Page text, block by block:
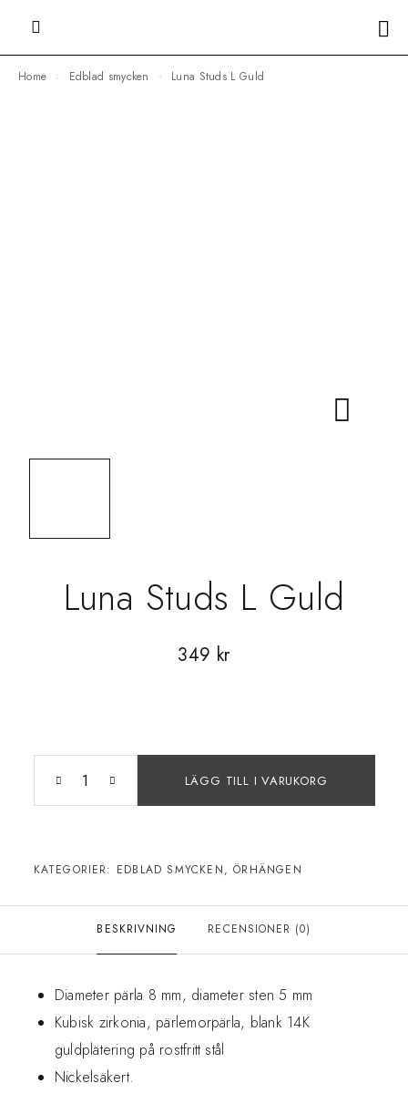
Home Edblad smycken Luna Studs L Guld
Luna Studs L Guld
349 kr
LÄGG TILL I VARUKORG
KATEGORIER: EDBLAD SMYCKEN,ÖRHÄNGEN
BESKRIVNING RECENSIONER (0)
Diameter pärla 8 mm, diameter sten 5 mm
Kubisk zirkonia, pärlemorpärla, blank 14K
guldplätering på rostfritt stål
Nickelsäkert.